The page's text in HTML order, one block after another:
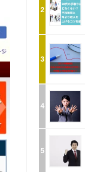
2
3
4
5